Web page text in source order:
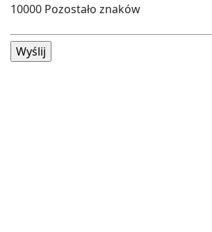
10000 Pozostało znaków
Wyślij